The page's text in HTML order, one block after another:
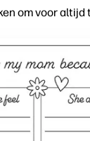
om voor altijd
gewoon
helpen
dat je in
of in de klas -